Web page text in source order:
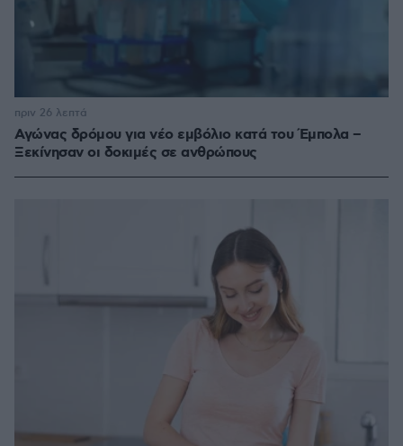
Αγώνας δρόμου για νέο εμβόλιο κατά του Έμπολα –
Ξεκίνησαν οι δοκιμές σε ανθρώπους
πριν 26 λεπτά